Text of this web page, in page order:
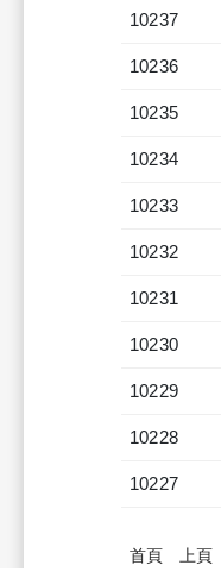
10237
10236
10235
10234
10233
10232
10231
10230
10229
10228
10227
首頁 上頁